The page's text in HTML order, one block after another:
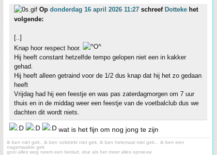
Op donderdag 16 april 2026 11:27 schreef Dotteke het
volgende:
[..]
Knap hoor respect hoor.
Hij heeft constant hetzelfde tempo gelopen niet een in kakker
gehad.
Hij heeft alleen getraind voor de 1/2 dus knap dat hij het zo gedaan
heeft
Vrijdag had hij een feestje en was pas zaterdagmorgen om 7 uur
thuis en in de middag weer een feestje van de voetbalclub dus we
dachten dit wordt niets.
wat is het fijn om nog jong te zijn
ik ben niet gek.. ik ben volstrekt niet gek, ik ben helemaal niet gek... ik ben een
nagemaakte gek
gooi alles weg neem een besluit, doe als het moet alles opnieuw